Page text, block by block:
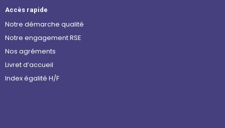
Accès rapide
Notre démarche qualité
Notre engagement RSE
Nos agréments
Livret d’accueil
Index égalité H/F